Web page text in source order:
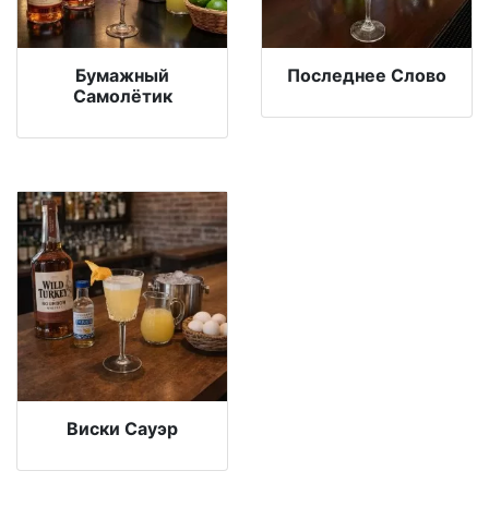
Бумажный
Самолётик
Последнее Слово
Виски Сауэр